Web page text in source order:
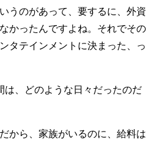
うのがあって、要するに、外資
かったんですよね。それでその
タテインメントに決まった、っ
、どのような日々だったのだ
から、家族がいるのに、給料は